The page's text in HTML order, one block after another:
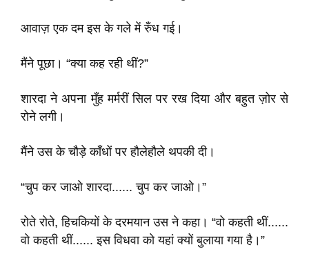
आवाज़ एक दम इस के गले में रुँध गई।
मैंने पूछा। “क्या कह रही थीं?”
शारदा ने अपना मुँह मर्मरीं सिल पर रख दिया और बहुत ज़ोर से
रोने लगी।
मैंने उस के चौड़े काँधों पर हौलेहौले थपकी दी।
“चुप कर जाओ शारदा...... चुप कर जाओ।”
रोते रोते, हिचकियों के दरमयान उस ने कहा। “वो कहती थीं......
वो कहती थीं...... इस विधवा को यहां क्यों बुलाया गया है।”